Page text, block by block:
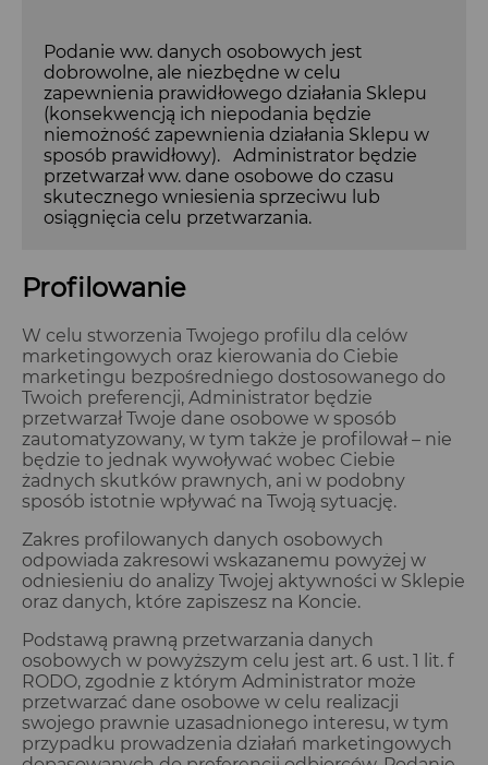
Podanie ww. danych osobowych jest
dobrowolne, ale niezbędne w celu
zapewnienia prawidłowego działania Sklepu
(konsekwencją ich niepodania będzie
niemożność zapewnienia działania Sklepu w
sposób prawidłowy). Administrator będzie
przetwarzał ww. dane osobowe do czasu
skutecznego wniesienia sprzeciwu lub
osiągnięcia celu przetwarzania.
Profilowanie
W celu stworzenia Twojego profilu dla celów
marketingowych oraz kierowania do Ciebie
marketingu bezpośredniego dostosowanego do
Twoich preferencji, Administrator będzie
przetwarzał Twoje dane osobowe w sposób
zautomatyzowany, w tym także je profilował – nie
będzie to jednak wywoływać wobec Ciebie
żadnych skutków prawnych, ani w podobny
sposób istotnie wpływać na Twoją sytuację.
Zakres profilowanych danych osobowych
odpowiada zakresowi wskazanemu powyżej w
odniesieniu do analizy Twojej aktywności w Sklepie
oraz danych, które zapiszesz na Koncie.
Podstawą prawną przetwarzania danych
osobowych w powyższym celu jest art. 6 ust. 1 lit. f
RODO, zgodnie z którym Administrator może
przetwarzać dane osobowe w celu realizacji
swojego prawnie uzasadnionego interesu, w tym
przypadku prowadzenia działań marketingowych